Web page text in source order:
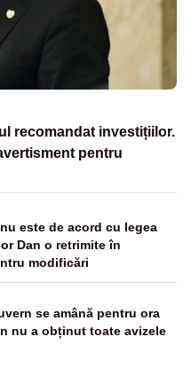
recomandat investițiilor.
pentru
este de acord cu legea
Dan o retrimite în
modificări
se amână pentru ora
nu a obținut toate avizele